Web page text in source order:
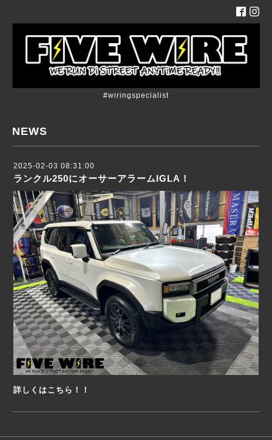
#wiringspecialist
NEWS
2025-02-03 08:31:00
ランクル250にオーサーアラームIGLA！
詳しくはこちら！！